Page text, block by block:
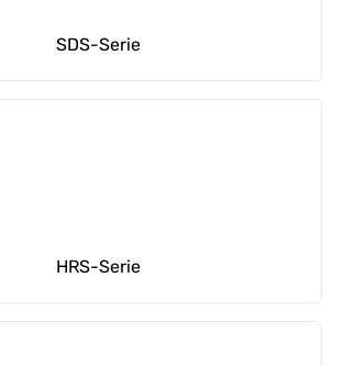
SDS-Serie
HRS-Serie